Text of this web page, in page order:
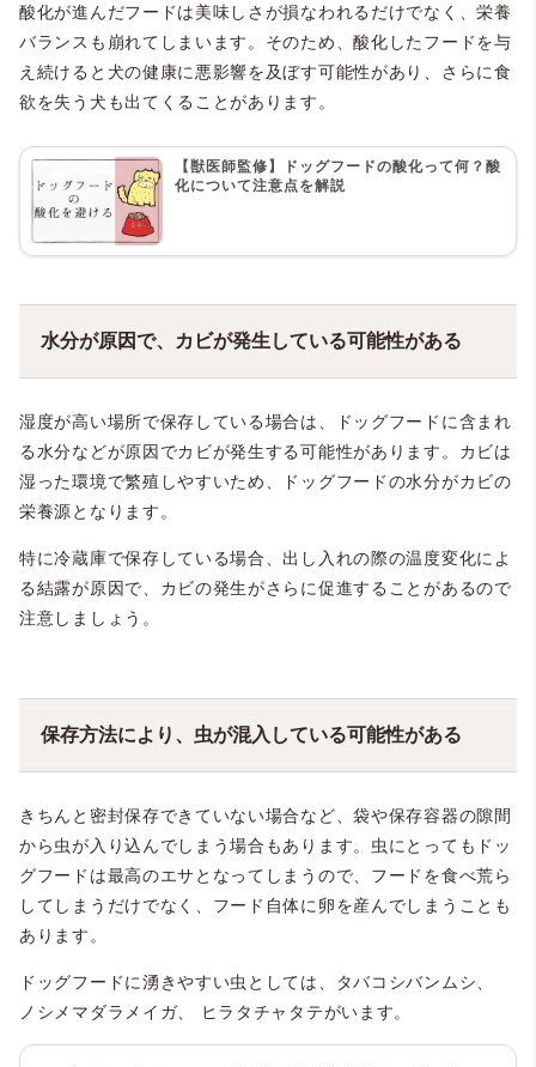
酸化が進んだフードは美味しさが損なわれるだけでなく、栄養
バランスも崩れてしまいます。そのため、酸化したフードを与
え続けると犬の健康に悪影響を及ぼす可能性があり、さらに食
欲を失う犬も出てくることがあります。
【獣医師監修】ドッグフードの酸化って何？酸
化について注意点を解説
水分が原因で、カビが発生している可能性がある
湿度が高い場所で保存している場合は、ドッグフードに含まれ
る水分などが原因でカビが発生する可能性があります。カビは
湿った環境で繁殖しやすいため、ドッグフードの水分がカビの
栄養源となります。
特に冷蔵庫で保存している場合、出し入れの際の温度変化によ
る結露が原因で、カビの発生がさらに促進することがあるので
注意しましょう。
保存方法により、虫が混入している可能性がある
きちんと密封保存できていない場合など、袋や保存容器の隙間
から虫が入り込んでしまう場合もあります。虫にとってもドッ
グフードは最高のエサとなってしまうので、フードを食べ荒ら
してしまうだけでなく、フード自体に卵を産んでしまうことも
あります。
ドッグフードに湧きやすい虫としては、
タバコシバンムシ、
ノシメマダラメイガ、 ヒラタチャタテがいます。